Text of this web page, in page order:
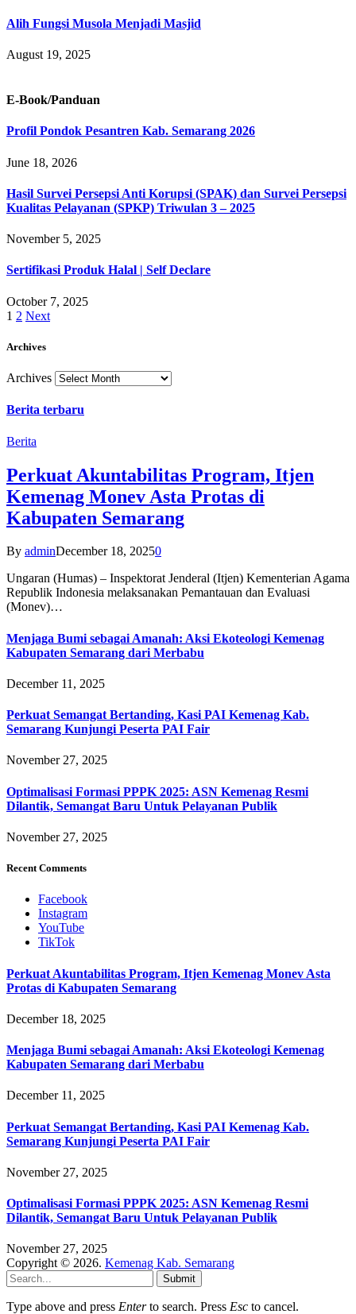
Alih Fungsi Musola Menjadi Masjid
August 19, 2025
E-Book/Panduan
Profil Pondok Pesantren Kab. Semarang 2026
June 18, 2026
Hasil Survei Persepsi Anti Korupsi (SPAK) dan Survei Persepsi
Kualitas Pelayanan (SPKP) Triwulan 3 – 2025
November 5, 2025
Sertifikasi Produk Halal | Self Declare
October 7, 2025
1 2 Next
Archives
Archives
Berita terbaru
Berita
Perkuat Akuntabilitas Program, Itjen
Kemenag Monev Asta Protas di
Kabupaten Semarang
By adminDecember 18, 20250
Ungaran (Humas) – Inspektorat Jenderal (Itjen) Kementerian Agama
Republik Indonesia melaksanakan Pemantauan dan Evaluasi
(Monev)…
Menjaga Bumi sebagai Amanah: Aksi Ekoteologi Kemenag
Kabupaten Semarang dari Merbabu
December 11, 2025
Perkuat Semangat Bertanding, Kasi PAI Kemenag Kab.
Semarang Kunjungi Peserta PAI Fair
November 27, 2025
Optimalisasi Formasi PPPK 2025: ASN Kemenag Resmi
Dilantik, Semangat Baru Untuk Pelayanan Publik
November 27, 2025
Recent Comments
Facebook
Instagram
YouTube
TikTok
Perkuat Akuntabilitas Program, Itjen Kemenag Monev Asta
Protas di Kabupaten Semarang
December 18, 2025
Menjaga Bumi sebagai Amanah: Aksi Ekoteologi Kemenag
Kabupaten Semarang dari Merbabu
December 11, 2025
Perkuat Semangat Bertanding, Kasi PAI Kemenag Kab.
Semarang Kunjungi Peserta PAI Fair
November 27, 2025
Optimalisasi Formasi PPPK 2025: ASN Kemenag Resmi
Dilantik, Semangat Baru Untuk Pelayanan Publik
November 27, 2025
Copyright © 2026. Kemenag Kab. Semarang
Submit
Type above and press Enterto search. Press Esc to cancel.